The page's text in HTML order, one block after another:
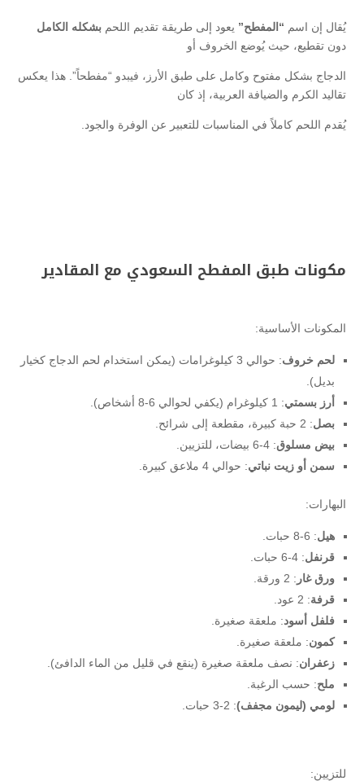
يُقال إن اسم “المفطح” يعود إلى طريقة تقديم اللحم بشكله الكامل
دون تقطيع، حيث يُوضع الخروف أو
الدجاج بشكل مفتوح وكامل على طبق الأرز، فيبدو “مفطحاً”. هذا يعكس
تقاليد الكرم والضيافة العربية، إذ كان
يُقدم اللحم كاملاً في المناسبات للتعبير عن الوفرة والجود.
مكونات طبق المفطح السعودي مع المقادير
المكونات الأساسية:
لحم خروف
: حوالي 3 كيلوغرامات (يمكن استخدام لحم الدجاج كخيار
بديل).
أرز بسمتي: 1 كيلوغرام (يكفي لحوالي 6-8 أشخاص).
بصل: 2 حبة كبيرة، مقطعة إلى شرائح.
بيض مسلوق: 4-6 بيضات، للتزيين.
سمن أو زيت نباتي: حوالي 4 ملاعق كبيرة.
البهارات:
هيل: 6-8 حبات.
قرنفل: 4-6 حبات.
ورق غار : 2 ورقة.
قرفة: 2 عود.
فلفل أسود: ملعقة صغيرة.
كمون: ملعقة صغيرة.
زعفران: نصف ملعقة صغيرة (ينقع في قليل من الماء الدافئ).
ملح: حسب الرغبة.
لومي (ليمون مجفف): 2-3 حبات.
للتزيين: